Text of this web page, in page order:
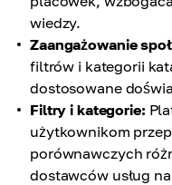
wiedzy.
Zaangażowanie
filtrów i kategorii
dostosowane
Filtry i kategorie:
użytkownikom
porównawczych
dostawców usług